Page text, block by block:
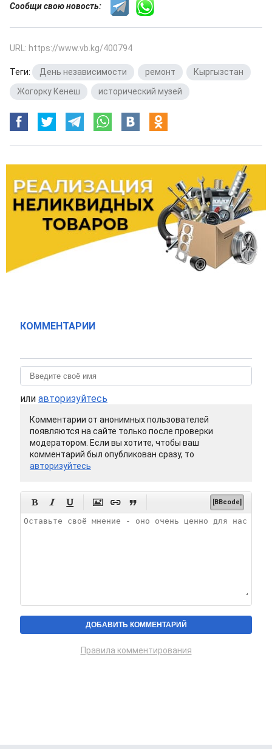
Сообщи свою новость:
URL: https://www.vb.kg/400794
Теги: День независимости ремонт Кыргызстан
Жогорку Кенеш
исторический музей
КОММЕНТАРИИ
или авторизуйтесь
Комментарии от анонимных пользователей
появляются на сайте только после проверки
модератором. Если вы хотите, чтобы ваш
комментарий был опубликован сразу, то
авторизуйтесь
      [BBcode]
Правила комментирования